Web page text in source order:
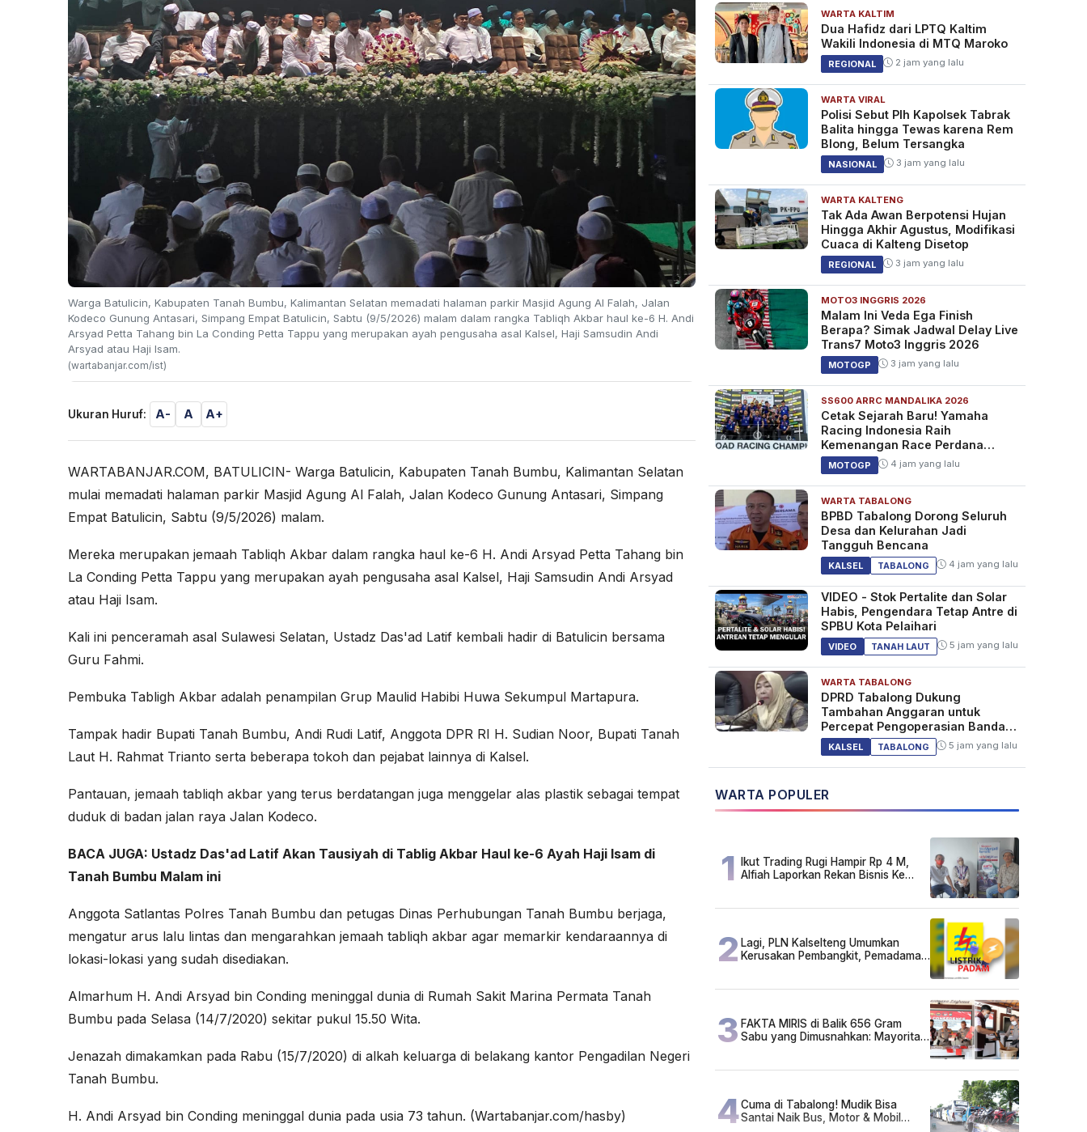
Warga Batulicin, Kabupaten Tanah Bumbu, Kalimantan Selatan memadati halaman parkir Masjid Agung Al Falah, Jalan
Kodeco Gunung Antasari, Simpang Empat Batulicin, Sabtu (9/5/2026) malam dalam rangka Tabliqh Akbar haul ke-6 H. Andi
Arsyad Petta Tahang bin La Conding Petta Tappu yang merupakan ayah pengusaha asal Kalsel, Haji Samsudin Andi
Arsyad atau Haji Isam.
(wartabanjar.com/ist)
Ukuran Huruf: A- A A+
WARTABANJAR.COM, BATULICIN- Warga Batulicin, Kabupaten Tanah Bumbu, Kalimantan Selatan
mulai memadati halaman parkir Masjid Agung Al Falah, Jalan Kodeco Gunung Antasari, Simpang
Empat Batulicin, Sabtu (9/5/2026) malam.
Mereka merupakan jemaah Tabliqh Akbar dalam rangka haul ke-6 H. Andi Arsyad Petta Tahang bin
La Conding Petta Tappu yang merupakan ayah pengusaha asal Kalsel, Haji Samsudin Andi Arsyad
atau Haji Isam.
Kali ini penceramah asal Sulawesi Selatan, Ustadz Das'ad Latif kembali hadir di Batulicin bersama
Guru Fahmi.
Pembuka Tabligh Akbar adalah penampilan Grup Maulid Habibi Huwa Sekumpul Martapura.
Tampak hadir Bupati Tanah Bumbu, Andi Rudi Latif, Anggota DPR RI H. Sudian Noor, Bupati Tanah
Laut H. Rahmat Trianto serta beberapa tokoh dan pejabat lainnya di Kalsel.
Pantauan, jemaah tabliqh akbar yang terus berdatangan juga menggelar alas plastik sebagai tempat
duduk di badan jalan raya Jalan Kodeco.
BACA JUGA: Ustadz Das'ad Latif Akan Tausiyah di Tablig Akbar Haul ke-6 Ayah Haji Isam di
Tanah Bumbu Malam ini
Anggota Satlantas Polres Tanah Bumbu dan petugas Dinas Perhubungan Tanah Bumbu berjaga,
mengatur arus lalu lintas dan mengarahkan jemaah tabliqh akbar agar memarkir kendaraannya di
lokasi-lokasi yang sudah disediakan.
Almarhum H. Andi Arsyad bin Conding meninggal dunia di Rumah Sakit Marina Permata Tanah
Bumbu pada Selasa (14/7/2020) sekitar pukul 15.50 Wita.
Jenazah dimakamkan pada Rabu (15/7/2020) di alkah keluarga di belakang kantor Pengadilan Negeri
Tanah Bumbu.
H. Andi Arsyad bin Conding meninggal dunia pada usia 73 tahun. (Wartabanjar.com/hasby)
WARTA KALTIM
Dua Hafidz dari LPTQ Kaltim
Wakili Indonesia di MTQ Maroko
REGIONAL 2 jam yang lalu
WARTA VIRAL
Polisi Sebut Plh Kapolsek Tabrak
Balita hingga Tewas karena Rem
Blong, Belum Tersangka
NASIONAL 3 jam yang lalu
WARTA KALTENG
Tak Ada Awan Berpotensi Hujan
Hingga Akhir Agustus, Modifikasi
Cuaca di Kalteng Disetop
REGIONAL 3 jam yang lalu
MOTO3 INGGRIS 2026
Malam Ini Veda Ega Finish
Berapa? Simak Jadwal Delay Live
Trans7 Moto3 Inggris 2026
MOTOGP 3 jam yang lalu
SS600 ARRC MANDALIKA 2026
Cetak Sejarah Baru! Yamaha
Racing Indonesia Raih
Kemenangan Race Perdana
SS600 ARRC
MOTOGP 4 jam yang lalu
WARTA TABALONG
BPBD Tabalong Dorong Seluruh
Desa dan Kelurahan Jadi
Tangguh Bencana
KALSEL TABALONG 4 jam yang lalu
VIDEO - Stok Pertalite dan Solar
Habis, Pengendara Tetap Antre di
SPBU Kota Pelaihari
VIDEO TANAH LAUT 5 jam yang lalu
WARTA TABALONG
DPRD Tabalong Dukung
Tambahan Anggaran untuk
Percepat Pengoperasian Bandara
Warukin
KALSEL TABALONG 5 jam yang lalu
WARTA POPULER
1 Ikut Trading Rugi Hampir Rp 4 M,
Alfiah Laporkan Rekan Bisnis Ke
2 Lagi, PLN Kalselteng Umumkan
Kerusakan Pembangkit, Pemadaman
3 FAKTA MIRIS di Balik 656 Gram
Sabu yang Dimusnahkan: Mayoritas
4Cuma di Tabalong! Mudik Bisa
Santai Naik Bus, Motor & Mobil